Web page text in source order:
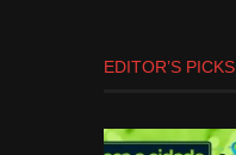
EDITOR’S PICKS